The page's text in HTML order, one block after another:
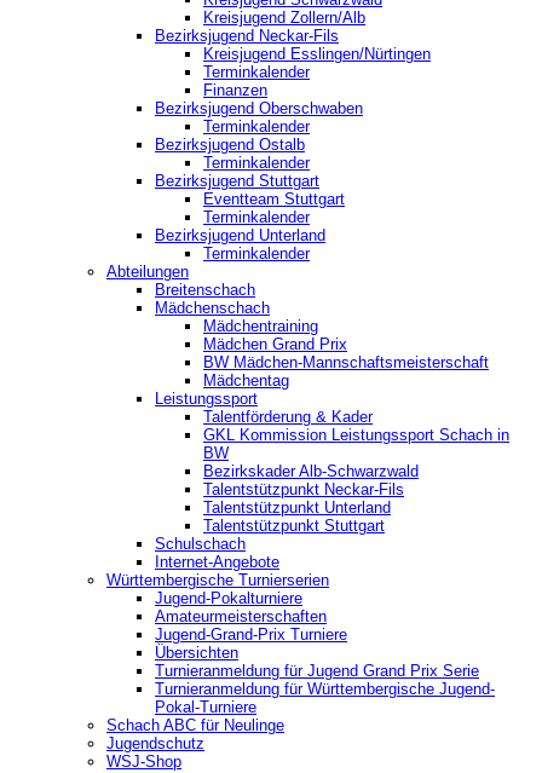
Kreisjugend Zollern/Alb
Bezirksjugend Neckar-Fils
Kreisjugend ‎Esslingen/Nürtingen
Terminkalender
Finanzen
Bezirksjugend Oberschwaben
Terminkalender
Bezirksjugend Ostalb
Terminkalender
Bezirksjugend Stuttgart
‎Eventteam Stuttgart
Terminkalender
Bezirksjugend Unterland
Terminkalender
Abteilungen
Breitenschach
Mädchenschach
Mädchentraining
Mädchen Grand Prix
BW Mädchen-Mannschaftsmeisterschaft
Mädchentag
Leistungssport
Talentförderung & Kader
GKL Kommission Leistungssport Schach in
BW
Bezirkskader Alb-Schwarzwald
Talentstützpunkt Neckar-Fils
Talentstützpunkt Unterland
Talentstützpunkt Stuttgart
Schulschach
Internet-Angebote
Württembergische Turnierserien
Jugend-Pokalturniere
Amateurmeisterschaften
Jugend-Grand-Prix Turniere
Übersichten
Turnieranmeldung für Jugend Grand Prix Serie
Turnieranmeldung für Württembergische Jugend-
Pokal-Turniere
Schach ABC für Neulinge
Jugendschutz
WSJ-Shop